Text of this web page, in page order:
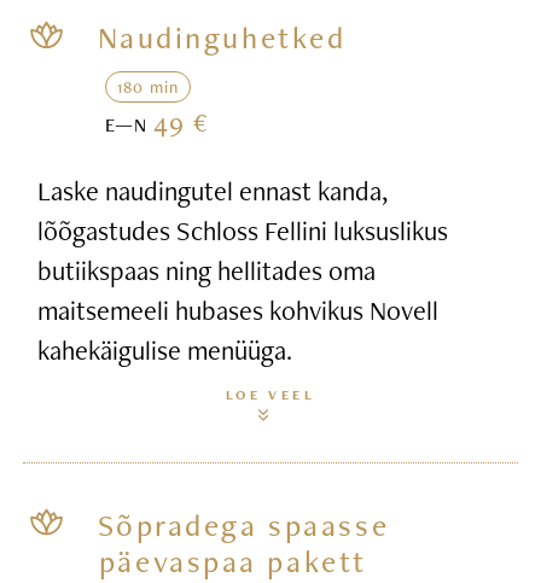
Naudinguhetked
180 min
E—N49 €
Laske naudingutel ennast kanda,
lõõgastudes Schloss Fellini luksuslikus
butiikspaas ning hellitades oma
maitsemeeli hubases kohvikus Novell
kahekäigulise menüüga.
LOE VEEL
Sõpradega spaasse
päevaspaa pakett